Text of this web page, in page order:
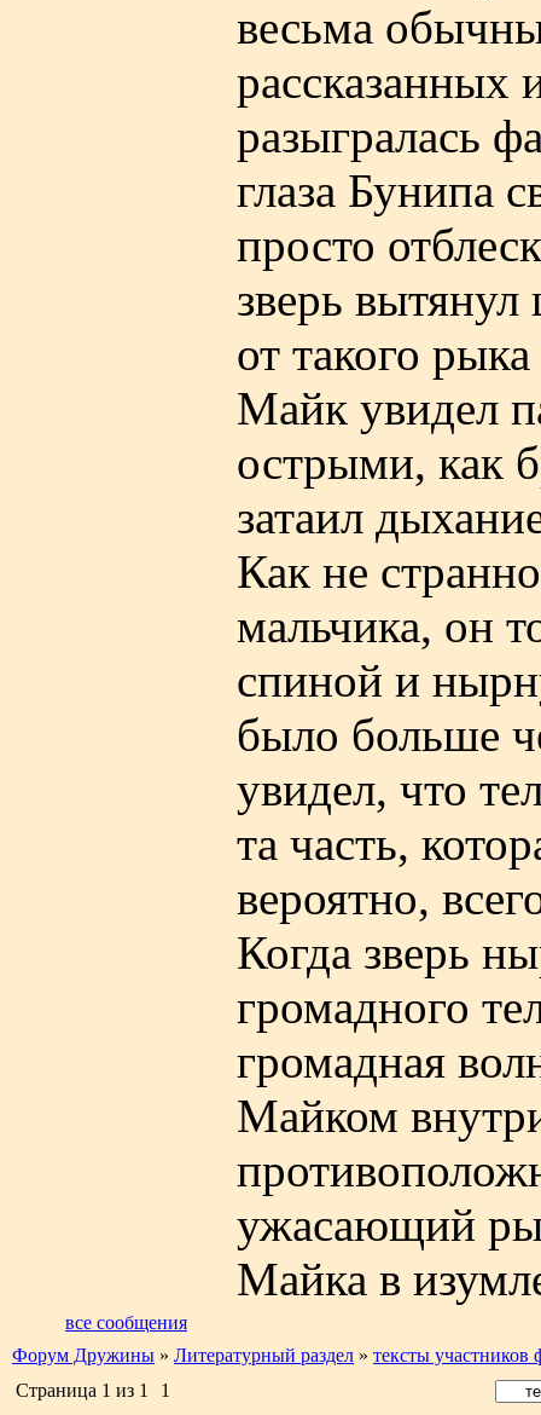
весьма
рассказанных
разыгралась
глаза Бунипа
просто
зверь
от такого
Майк увидел
острыми, как
затаил
Как не
мальчика, он
спиной и
было больше
увидел, что
та часть,
вероятно,
Когда зверь
громадного
громадная
Майком
ужасающий
Майка в
все сообщения
Форум Дружины » Литературный раздел » тексты участников
Страница 1 из 1 1